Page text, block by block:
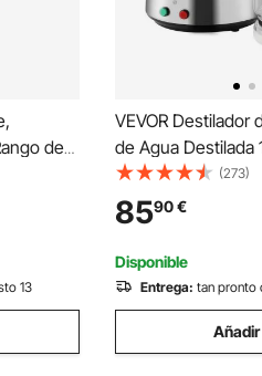
de
para
13
VEVOR Destilador
de Agua Destilada
Máquina de
en Acero
Alimenticio Alta
Agua del Grifo
(273)
8590€
Disponible
Entrega: tan pronto